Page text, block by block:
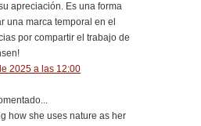
apreciación. Es una forma
una marca temporal en el
por compartir el trabajo de
2025 a las 12:00
how she uses nature as her